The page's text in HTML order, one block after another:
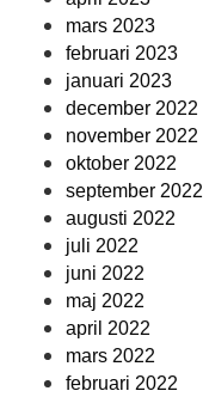
mars 2023
februari 2023
januari 2023
december 2022
november 2022
oktober 2022
september 2022
augusti 2022
juli 2022
juni 2022
maj 2022
april 2022
mars 2022
februari 2022